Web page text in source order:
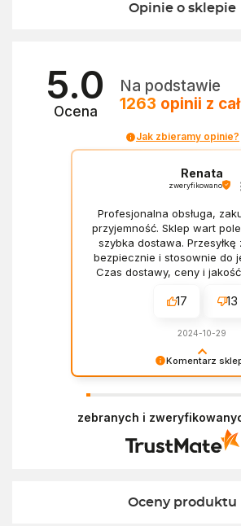
Opinie o sklepie
5.0
Ocena
Na podstawie
1263 opinii z
Jak zbieramy opinie?
Komentarz
doświadczeniem. Z
Renata
zweryfikowano
Profesjonalna obsługa,
przyjemność. Sklep wart
szybka dostawa.
bezpiecznie i stosownie do
Czas dostawy, ceny i
17 13
2024-10-29
zebranych i
Oceny produktu